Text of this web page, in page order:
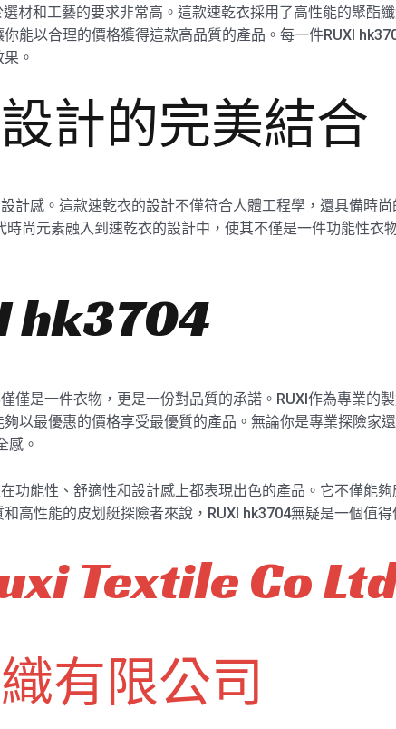
材和工藝的要求非常高。這款速乾衣採用了高性能的聚酯
能以合理的價格獲得這款高品質的產品。每一件RUXI
。
計的完美結合
計感。這款速乾衣的設計不僅符合人體工程學，還具備時
尚元素融入到速乾衣的設計中，使其不僅是一件功能性衣
hk3704
僅是一件衣物，更是一份對品質的承諾。RUXI作為專業的
以最優惠的價格享受最優質的產品。無論你是專業探險家
感。
功能性、舒適性和設計感上都表現出色的產品。它不僅能夠
高性能的皮划艇探險者來說，RUXI hk3704無疑是一個值得
Textile Co
有限公司